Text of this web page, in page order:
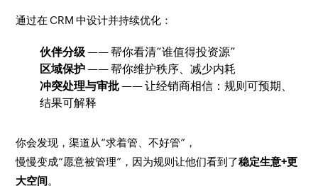
通过在 CRM 中设计并持续优化：
伙伴分级—— 帮你看清“谁值得投资源”
区域保护—— 帮你维护秩序、减少内耗
冲突处理与审批—— 让经销商相信：规则可预期、
结果可解释
你会发现，渠道从“求着管、不好管”，
慢慢变成“愿意被管理”，因为规则让他们看到了稳定生意+更
大空间。